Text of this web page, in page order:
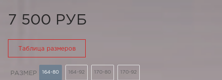
7 500 РУБ
Таблица размеров
РАЗМЕР 164-80 164-92 170-80 170-92